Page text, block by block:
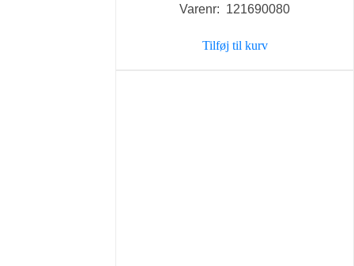
Varenr: 121690080
Tilføj til kurv